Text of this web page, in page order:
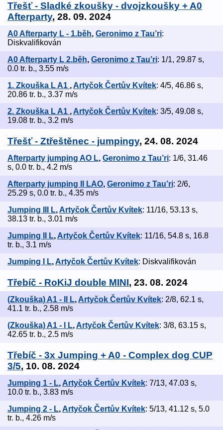
Třešť - Sladké zkoušky - dvojzkoušky + A0
Afterparty, 28. 09. 2024
A0 Afterparty L - 1.běh, Geronimo z Tau’ri:
Diskvalifikován
A0 Afterparty L 2.běh, Geronimo z Tau’ri: 1/1, 29.87 s,
0.0 tr. b., 3.55 m/s
1. Zkouška L A1 ,Artyčok Čertův Kvítek: 4/5, 46.86 s,
20.86 tr. b., 3.37 m/s
2. Zkouška L A1 , Artyčok Čertův Kvítek: 3/5, 49.08 s,
19.08 tr. b., 3.2 m/s
Třešť - Ztřeštěnec - jumpingy, 24. 08. 2024
Afterparty jumping AO L, Geronimo z Tau’ri: 1/6, 31.46
s, 0.0 tr. b., 4.2 m/s
Afterparty jumping II LAO, Geronimo z Tau’ri: 2/6,
25.29 s, 0.0 tr. b., 4.35 m/s
Jumping III L,Artyčok Čertův Kvítek: 11/16, 53.13 s,
38.13 tr. b., 3.01 m/s
Jumping II L, Artyčok Čertův Kvítek: 11/16, 54.8 s, 16.8
tr. b., 3.1 m/s
Jumping I L,Artyčok Čertův Kvítek: Diskvalifikován
Třebíč - RoKiJ double MINI, 23. 08. 2024
(Zkouška) A1 - II L, Artyčok Čertův Kvítek: 2/8, 62.1 s,
41.1 tr. b., 2.58 m/s
(Zkouška) A1 - I L,Artyčok Čertův Kvítek: 3/8, 63.15 s,
42.65 tr. b., 2.5 m/s
Třebíč - 3x Jumping + A0 - Complex dog CUP
3/5, 10. 08. 2024
Jumping 1 - L, Artyčok Čertův Kvítek: 7/13, 47.03 s,
10.0 tr. b., 3.83 m/s
Jumping 2 - L,Artyčok Čertův Kvítek: 5/13, 41.12 s, 5.0
tr. b., 4.26 m/s